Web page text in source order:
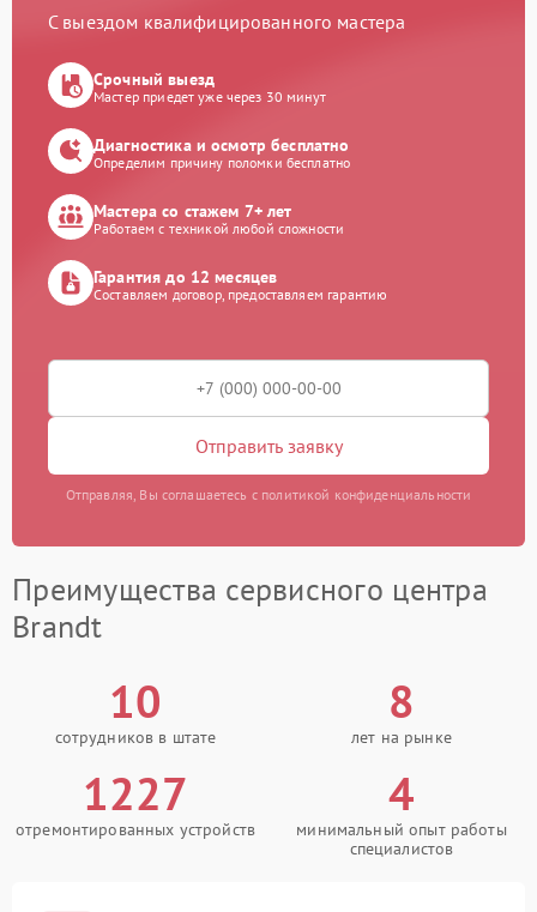
С выездом квалифицированного мастера
Срочный выезд
Мастер приедет уже через 30 минут
Диагностика и осмотр бесплатно
Определим причину поломки бесплатно
Мастера со стажем 7+ лет
Работаем с техникой любой сложности
Гарантия до 12 месяцев
Составляем договор, предоставляем гарантию
Отправить заявку
Отправляя, Вы соглашаетесь с политикой конфиденциальности
Преимущества сервисного центра
Brandt
10
сотрудников в штате
8
лет на рынке
1227
отремонтированных устройств
4
минимальный опыт работы
специалистов